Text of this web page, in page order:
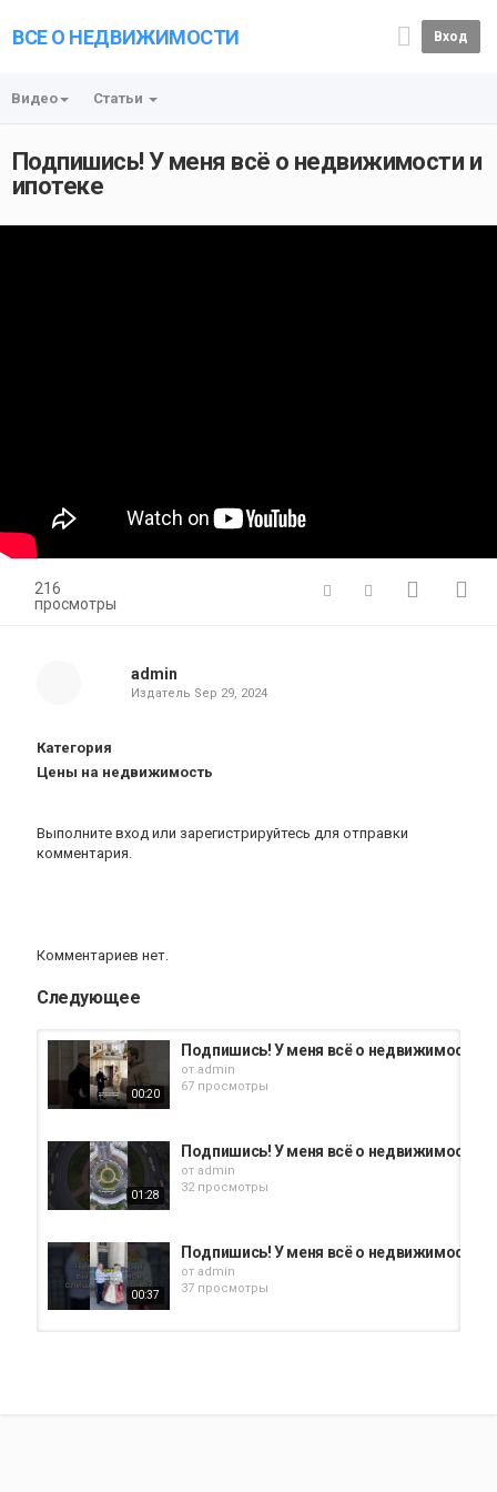
ВСЕ О НЕДВИЖИМОСТИ Вход
Видео Статьи
Подпишись! У меня всё о недвижимости и
ипотеке
216
просмотры
admin
Издатель Sep 29, 2024
Категория
Цены на недвижимость
Выполните вход или зарегистрируйтесь для отправки
комментария.
Комментариев нет.
Следующее
00:20
Подпишись! У меня всё о недвижимости и
от admin
67 просмотры
01:28
Подпишись! У меня всё о недвижимости и
от admin
32 просмотры
00:37
Подпишись! У меня всё о недвижимости и
от admin
37 просмотры